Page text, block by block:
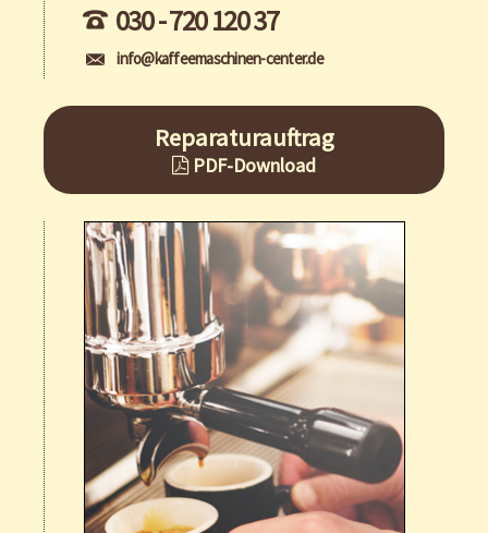
030 - 720 120 37
info@kaffeemaschinen-center.de
Reparaturauftrag
PDF-Download